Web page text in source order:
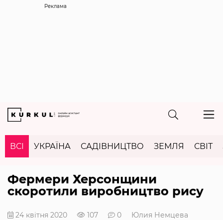
Реклама
ВСІ УКРАЇНА САДІВНИЦТВО ЗЕМЛЯ СВІТ
Фермери Херсонщини
скоротили виробництво рису
24 квітня 2020 107 0 Юлия Немцева